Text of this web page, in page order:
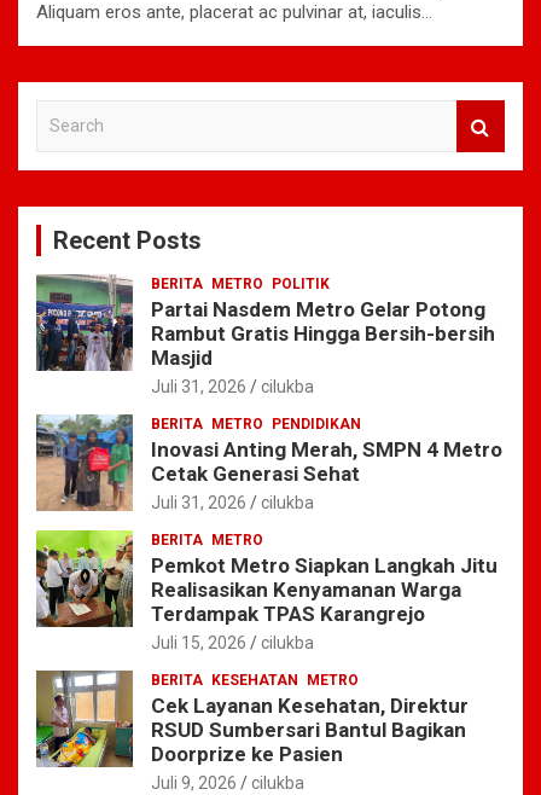
Aliquam eros ante, placerat ac pulvinar at, iaculis…
Recent Posts
BERITA METRO POLITIK
Partai Nasdem Metro Gelar Potong
Rambut Gratis Hingga Bersih-bersih
Masjid
Juli 31, 2026 cilukba
BERITA METRO PENDIDIKAN
Inovasi Anting Merah, SMPN 4 Metro
Cetak Generasi Sehat
Juli 31, 2026 cilukba
BERITA METRO
Pemkot Metro Siapkan Langkah Jitu
Realisasikan Kenyamanan Warga
Terdampak TPAS Karangrejo
Juli 15, 2026 cilukba
BERITA KESEHATAN METRO
Cek Layanan Kesehatan, Direktur
RSUD Sumbersari Bantul Bagikan
Doorprize ke Pasien
Juli 9, 2026 cilukba